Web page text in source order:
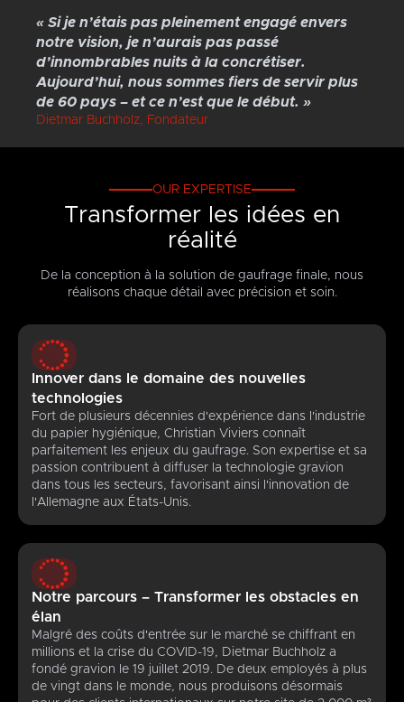
« Si je n’étais pas pleinement engagé envers
notre vision, je n’aurais pas passé
d’innombrables nuits à la concrétiser.
Aujourd’hui, nous sommes fiers de servir plus
de 60 pays – et ce n’est que le début. »
Dietmar Buchholz, Fondateur
OUR EXPERTISE
Transformer les idées en
réalité
De la conception à la solution de gaufrage finale, nous
réalisons chaque détail avec précision et soin.
Innover dans le domaine des nouvelles
technologies
Fort de plusieurs décennies d'expérience dans l'industrie
du papier hygiénique, Christian Viviers connaît
parfaitement les enjeux du gaufrage. Son expertise et sa
passion contribuent à diffuser la technologie gravion
dans tous les secteurs, favorisant ainsi l'innovation de
l'Allemagne aux États-Unis.
Notre parcours – Transformer les obstacles en
élan
Malgré des coûts d'entrée sur le marché se chiffrant en
millions et la crise du COVID-19, Dietmar Buchholz a
fondé gravion le 19 juillet 2019. De deux employés à plus
de vingt dans le monde, nous produisons désormais